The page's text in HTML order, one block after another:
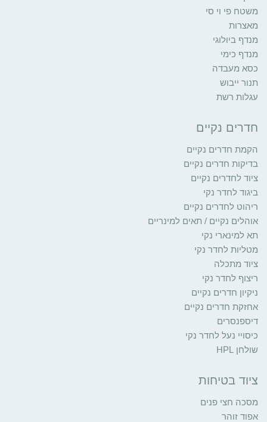
משטח פי וי סי
מאצרות
מנדף ביולוגי
מנדף כימי
כסא מעבדה
תנור ייבוש
עגלות רשת
חדרים נקיים
הקמת חדרים נקיים
בדיקות חדרים נקיים
ציוד לחדרים נקיים
ביגוד לחדר נקי
ריהוט לחדרים נקיים
אוהלים נקיים / תאים למינריים
תא למינארי נקי
מטליות לחדר נקי
ציוד מתכלה
ריצוף לחדר נקי
ניקיון חדרים נקיים
אחזקת חדרים נקיים
דיספנסרים
כיסויי נעל לחדר נקי
שולחן HPL
ציוד בטיחות
מסכה חצי פנים
אפוד זוהר